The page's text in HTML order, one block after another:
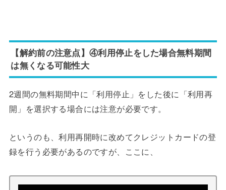
【解約前の注意点】④利用停止をした場合無料期間
は無くなる可能性大
2週間の無料期間中に「利用停止」をした後に「利用再
開」を選択する場合には注意が必要です。
というのも、利用再開時に改めてクレジットカードの登
録を行う必要があるのですが、ここに、